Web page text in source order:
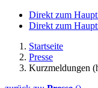
Direkt zum
Direkt zum
Startseite
Presse
Kurzmeldungen